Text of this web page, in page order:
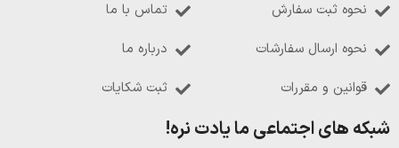
نحوه ثبت سفارش
نحوه ارسال سفارشات
قوانین و مقررات
تماس با ما
درباره ما
ثبت شکایات
شبکه های اجتماعی ما یادت نره!